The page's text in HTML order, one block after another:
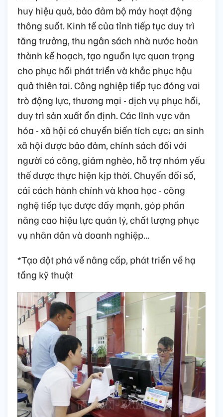
huy hiệu quả, bảo đảm bộ máy hoạt động
thông suốt. Kinh tế của tỉnh tiếp tục duy trì
tăng trưởng, thu ngân sách nhà nước hoàn
thành kế hoạch, tạo nguồn lực quan trọng
cho phục hồi phát triển và khắc phục hậu
quả thiên tai. Công nghiệp tiếp tục đóng vai
trò động lực, thương mại - dịch vụ phục hồi,
duy trì sản xuất ổn định. Các lĩnh vực văn
hóa - xã hội có chuyển biến tích cực; an sinh
xã hội được bảo đảm, chính sách đối với
người có công, giảm nghèo, hỗ trợ nhóm yếu
thế được thực hiện kịp thời. Chuyển đổi số,
cải cách hành chính và khoa học - công
nghệ tiếp tục được đẩy mạnh, góp phần
nâng cao hiệu lực quản lý, chất lượng phục
vụ nhân dân và doanh nghiệp...
*Tạo đột phá về nâng cấp, phát triển về hạ
tầng kỹ thuật